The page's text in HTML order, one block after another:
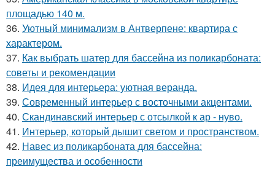
площадью 140 м.
36. Уютный минимализм в Антверпене: квартира с
характером.
37. Как выбрать шатер для бассейна из поликарбоната:
советы и рекомендации
38. Идея для интерьера: уютная веранда.
39. Современный интерьер с восточными акцентами.
40. Скандинавский интерьер с отсылкой к ар - нуво.
41. Интерьер, который дышит светом и пространством.
42. Навес из поликарбоната для бассейна:
преимущества и особенности